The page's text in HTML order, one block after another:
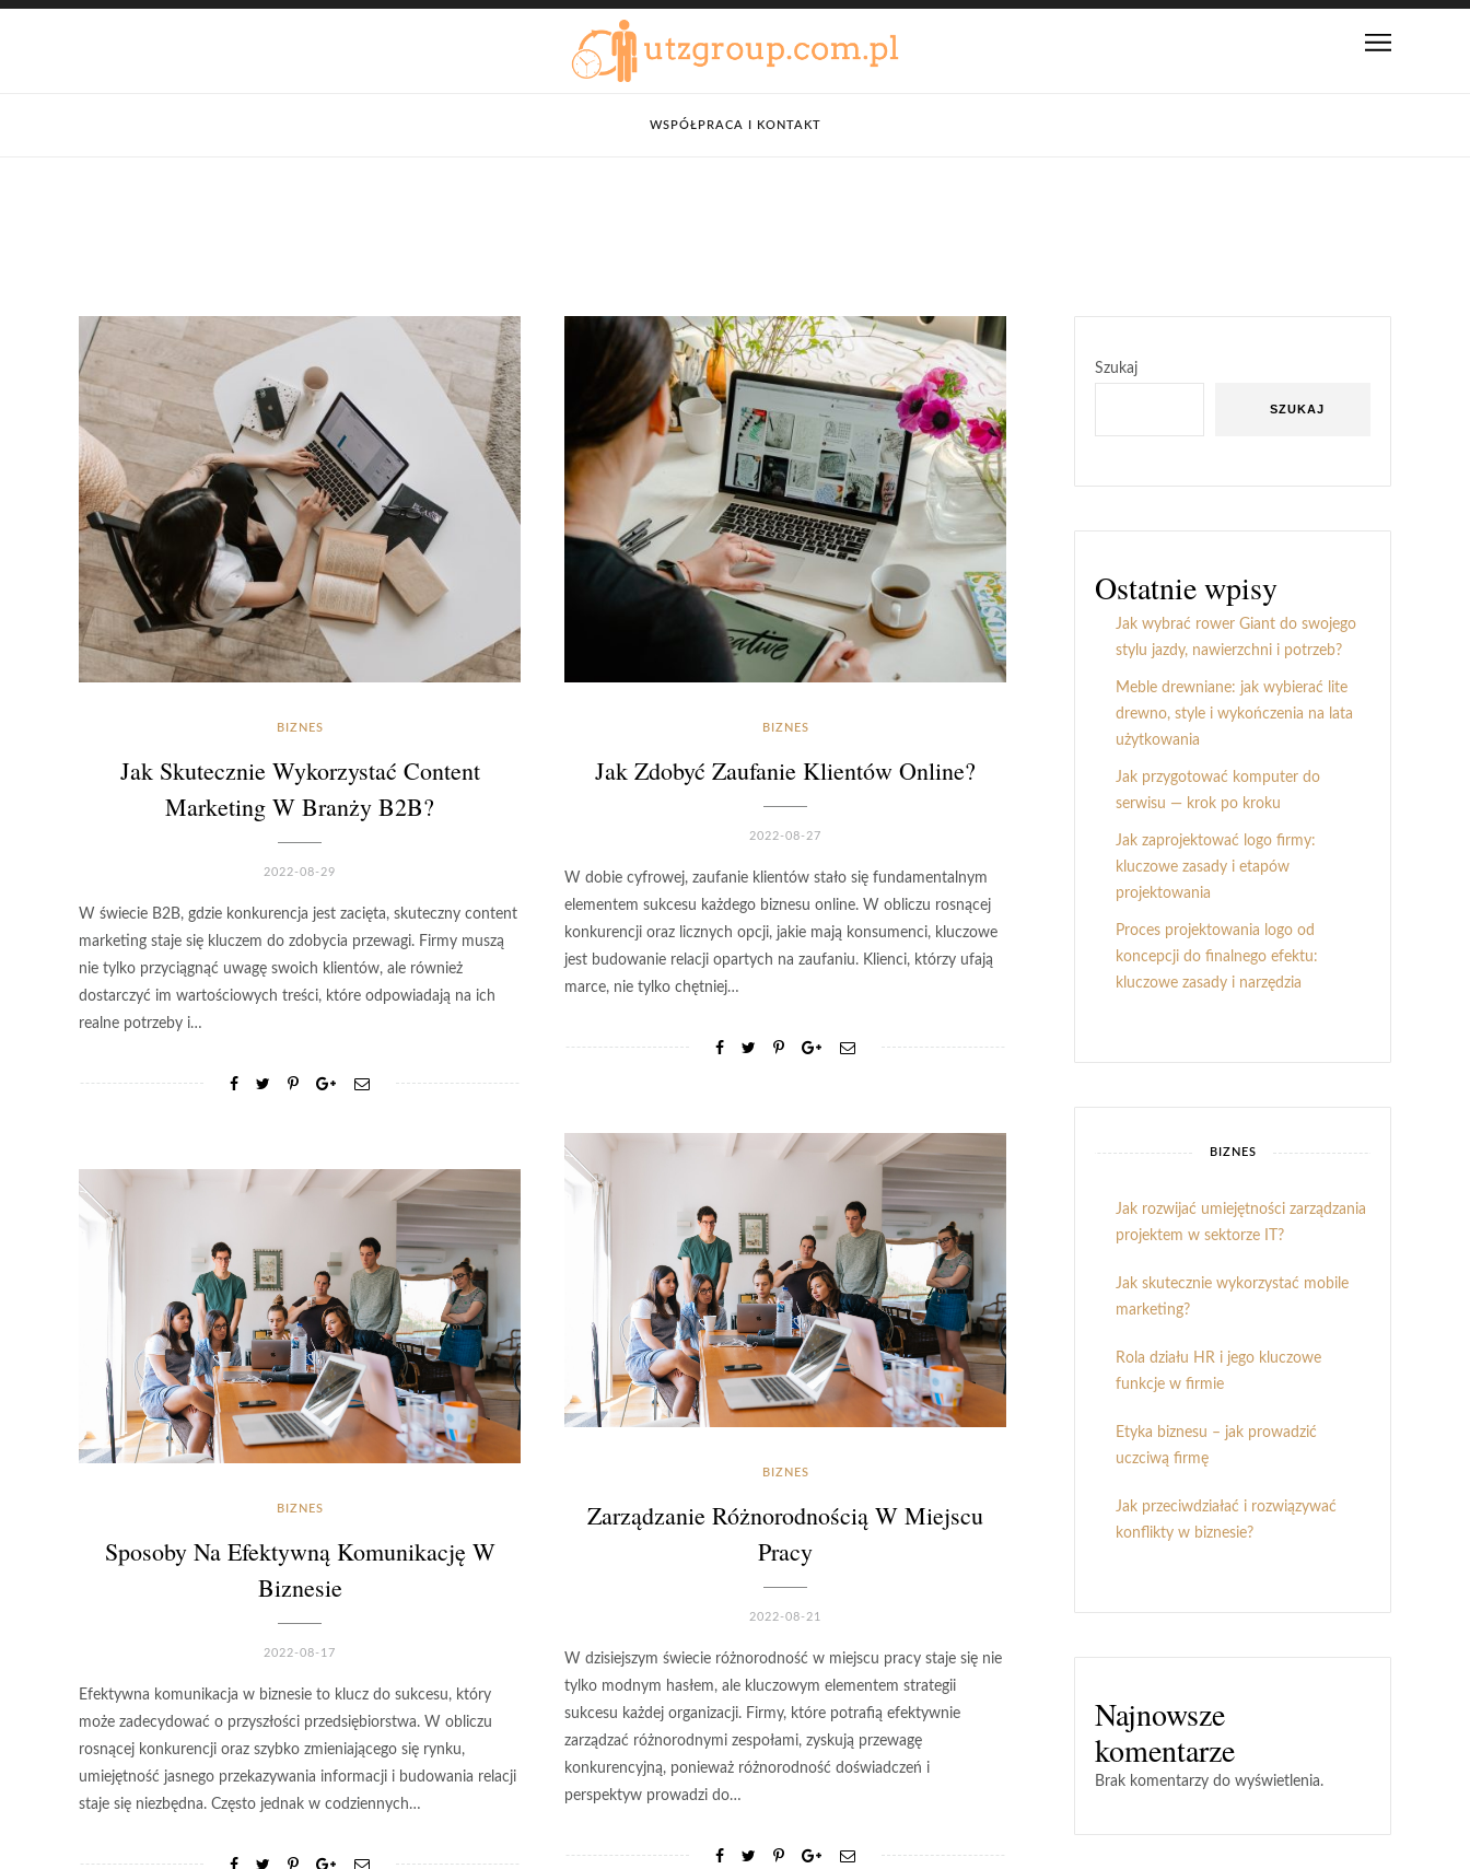
WSPÓŁPRACA I KONTAKT
BIZNES
Jak Skutecznie Wykorzystać Content
Marketing W Branży B2B?
2022-08-29
W świecie B2B, gdzie konkurencja jest zacięta, skuteczny content
marketing staje się kluczem do zdobycia przewagi. Firmy muszą
nie tylko przyciągnąć uwagę swoich klientów, ale również
dostarczyć im wartościowych treści, które odpowiadają na ich
realne potrzeby i…
BIZNES
Jak Zdobyć Zaufanie Klientów Online?
2022-08-27
W dobie cyfrowej, zaufanie klientów stało się fundamentalnym
elementem sukcesu każdego biznesu online. W obliczu rosnącej
konkurencji oraz licznych opcji, jakie mają konsumenci, kluczowe
jest budowanie relacji opartych na zaufaniu. Klienci, którzy ufają
marce, nie tylko chętniej…
BIZNES
Zarządzanie Różnorodnością W Miejscu
Pracy
2022-08-21
W dzisiejszym świecie różnorodność w miejscu pracy staje się nie
tylko modnym hasłem, ale kluczowym elementem strategii
sukcesu każdej organizacji. Firmy, które potrafią efektywnie
zarządzać różnorodnymi zespołami, zyskują przewagę
konkurencyjną, ponieważ różnorodność doświadczeń i
perspektyw prowadzi do…
BIZNES
Sposoby Na Efektywną Komunikację W
Biznesie
2022-08-17
Efektywna komunikacja w biznesie to klucz do sukcesu, który
może zadecydować o przyszłości przedsiębiorstwa. W obliczu
rosnącej konkurencji oraz szybko zmieniającego się rynku,
umiejętność jasnego przekazywania informacji i budowania relacji
staje się niezbędna. Często jednak w codziennych…
Szukaj
SZUKAJ
Ostatnie wpisy
Jak wybrać rower Giant do swojego
stylu jazdy, nawierzchni i potrzeb?
Meble drewniane: jak wybierać lite
drewno, style i wykończenia na lata
użytkowania
Jak przygotować komputer do
serwisu — krok po kroku
Jak zaprojektować logo firmy:
kluczowe zasady i etapów
projektowania
Proces projektowania logo od
koncepcji do finalnego efektu:
kluczowe zasady i narzędzia
BIZNES
Jak rozwijać umiejętności zarządzania
projektem w sektorze IT?
Jak skutecznie wykorzystać mobile
marketing?
Rola działu HR i jego kluczowe
funkcje w firmie
Etyka biznesu – jak prowadzić
uczciwą firmę
Jak przeciwdziałać i rozwiązywać
konflikty w biznesie?
Najnowsze
komentarze
Brak komentarzy do wyświetlenia.